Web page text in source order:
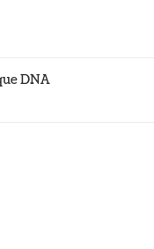
DNA